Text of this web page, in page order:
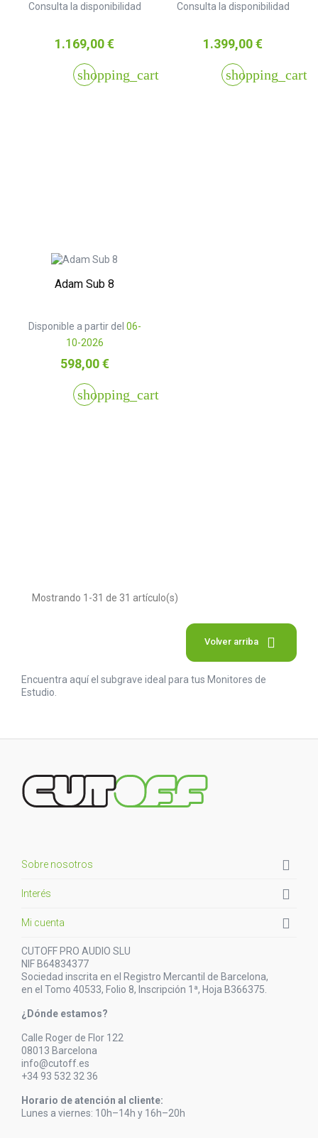
Consulta la disponibilidad
Precio
1.169,00 €
shopping_cart
Consulta la disponibilidad
Precio
1.399,00 €
shopping_cart
Adam Sub 8
Disponible a partir del 06-
10-2026
Precio
598,00 €
shopping_cart
Mostrando 1-31 de 31 artículo(s)
Volver arriba 
Encuentra aquí el subgrave ideal para tus Monitores de
Estudio.
Sobre nosotros 
Interés 
Mi cuenta 
CUTOFF PRO AUDIO SLU
NIF B64834377
Sociedad inscrita en el Registro Mercantil de Barcelona,
en el Tomo 40533, Folio 8, Inscripción 1ª, Hoja B366375.
¿Dónde estamos?
Calle Roger de Flor 122
08013 Barcelona
info@cutoff.es
+34 93 532 32 36
Horario de atención al cliente:
Lunes a viernes: 10h–14h y 16h–20h